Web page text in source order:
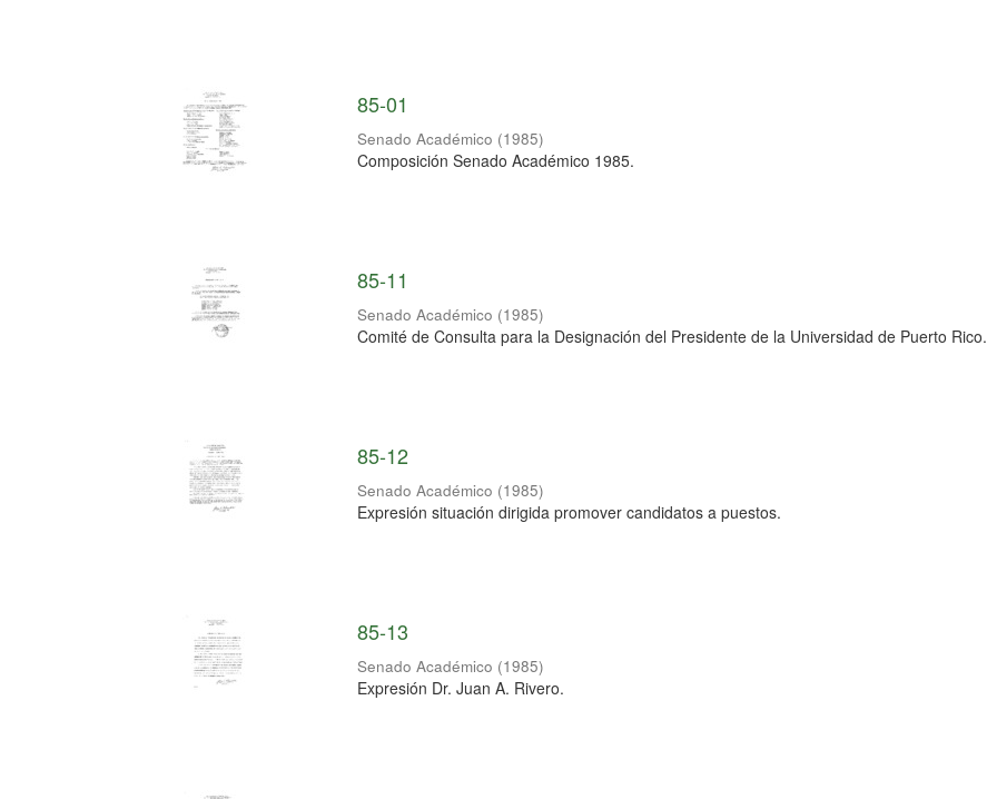
85-01
Senado Académico (1985)
Composición Senado Académico 1985.
85-11
Senado Académico (1985)
Comité de Consulta para la Designación del Presidente de la Universidad de Puerto Rico.
85-12
Senado Académico (1985)
Expresión situación dirigida promover candidatos a puestos.
85-13
Senado Académico (1985)
Expresión Dr. Juan A. Rivero.